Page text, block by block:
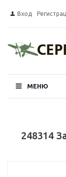
Вход
МЕНЮ
248314